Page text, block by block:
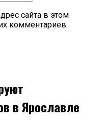
сайта в этом
комментариев.
в Ярославле